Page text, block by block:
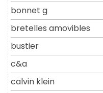
bonnet g
bretelles amovibles
bustier
c&a
calvin klein